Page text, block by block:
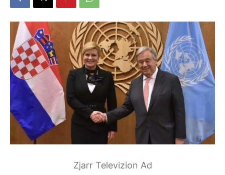
Zjarr Televizion Ad